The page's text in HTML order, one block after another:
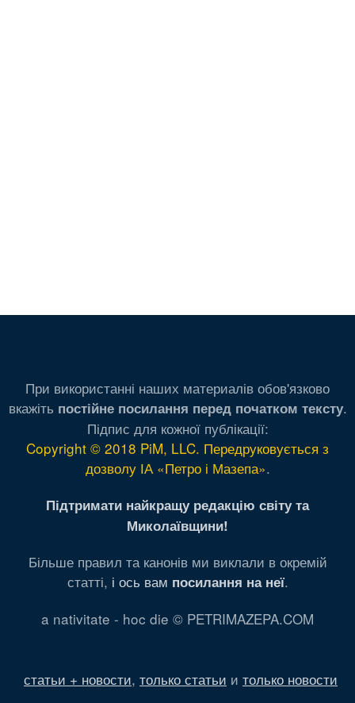
При використанні наших материалів обов'язково
вкажіть постійне посилання перед початком тексту.
Підпис для кожної публікації:
Copyright © 2018 PiM, LLC. Передруковується з
дозволу ІА «Петро і Мазепа».
Підтримати найкращу редакцію світу та
Миколаївщини!
Більше правил та канонів ми виклали в окремій
статті, і ось вам посилання на неї.
a nativitate - hoc die © PETRIMAZEPA.COM
статьи + новости, только статьи и только новости